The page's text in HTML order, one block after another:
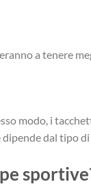
a tenere
modo, i
dal tipo